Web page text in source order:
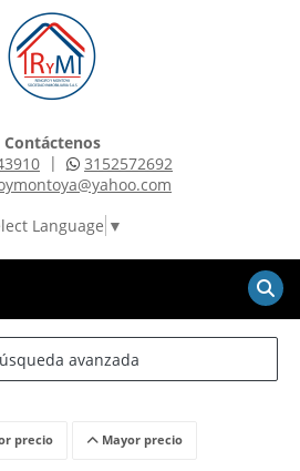
Contáctenos
|
3152572692
Language ▼
avanzada
precio Mayor precio